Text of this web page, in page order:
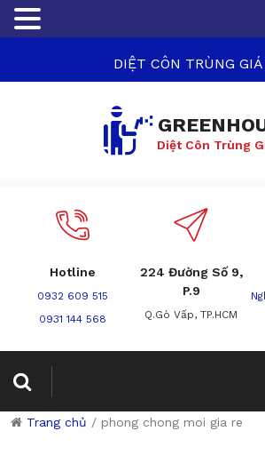
DIỆT CÔN TRÙNG GIÁ
Diệt Côn Trùng
Hotline
0932 609 515
0931 144 568
224 Đường Số 9,
P.9
Q.Gò Vấp, TP.HCM
Trang chủ / phong chong moi gia re